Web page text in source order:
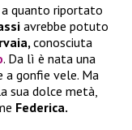
a quanto riportato
avrebbe potuto
conosciuta
. Da lì è nata una
a gonfie vele. Ma
sua dolce metà,
Federica.